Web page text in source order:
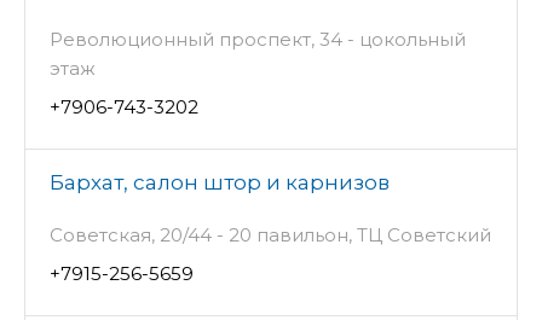
Революционный проспект, 34 - цокольный
этаж
+7906-743-3202
Бархат, салон штор и карнизов
Советская, 20/44 - 20 павильон, ТЦ Советский
+7915-256-5659